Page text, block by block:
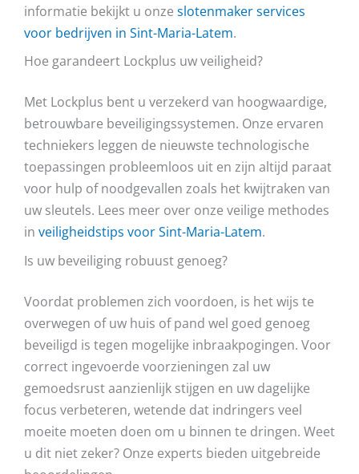
informatie bekijkt u onze slotenmaker services
voor bedrijven in Sint-Maria-Latem.
Hoe garandeert Lockplus uw veiligheid?
Met Lockplus bent u verzekerd van hoogwaardige,
betrouwbare beveiligingssystemen. Onze ervaren
techniekers leggen de nieuwste technologische
toepassingen probleemloos uit en zijn altijd paraat
voor hulp of noodgevallen zoals het kwijtraken van
uw sleutels. Lees meer over onze veilige methodes
in veiligheidstips voor Sint-Maria-Latem.
Is uw beveiliging robuust genoeg?
Voordat problemen zich voordoen, is het wijs te
overwegen of uw huis of pand wel goed genoeg
beveiligd is tegen mogelijke inbraakpogingen. Voor
correct ingevoerde voorzieningen zal uw
gemoedsrust aanzienlijk stijgen en uw dagelijke
focus verbeteren, wetende dat indringers veel
moeite moeten doen om u binnen te dringen. Weet
u dit niet zeker? Onze experts bieden uitgebreide